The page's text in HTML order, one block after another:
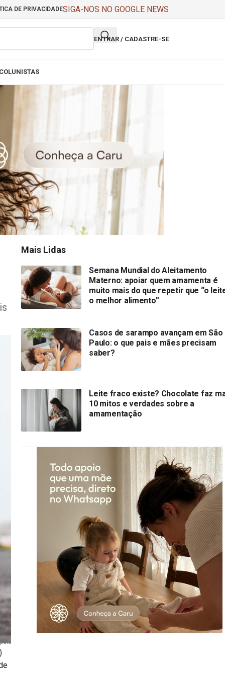
DE PRIVACIDADESIGA-NOS NO GOOGLE NEWS
ENTRAR / CADASTRE-SE
Mais Lidas
Semana Mundial do Aleitamento
Materno: apoiar quem amamenta é
muito mais do que repetir que “o
o melhor alimento”
Casos de sarampo avançam em São
Paulo: o que pais e mães precisam
saber?
Leite fraco existe? Chocolate faz
10 mitos e verdades sobre a
amamentação